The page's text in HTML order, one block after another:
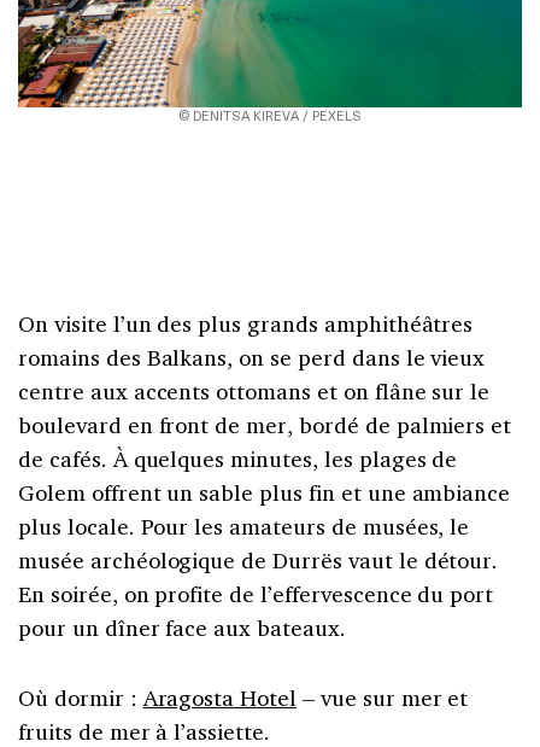
© DENITSA KIREVA / PEXELS
On visite l’un des plus grands amphithéâtres
romains des Balkans, on se perd dans le vieux
centre aux accents ottomans et on flâne sur le
boulevard en front de mer, bordé de palmiers et
de cafés. À quelques minutes, les plages de
Golem offrent un sable plus fin et une ambiance
plus locale. Pour les amateurs de musées, le
musée archéologique de Durrës vaut le détour.
En soirée, on profite de l’effervescence du port
pour un dîner face aux bateaux.
Où dormir :Aragosta Hotel – vue sur mer et
fruits de mer à l’assiette.